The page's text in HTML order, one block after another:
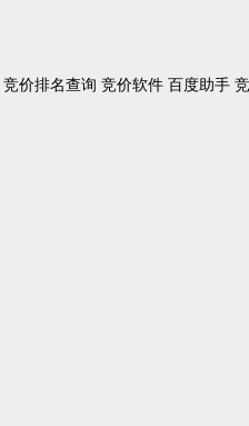
竞价排名查询 竞价软件 百度助手